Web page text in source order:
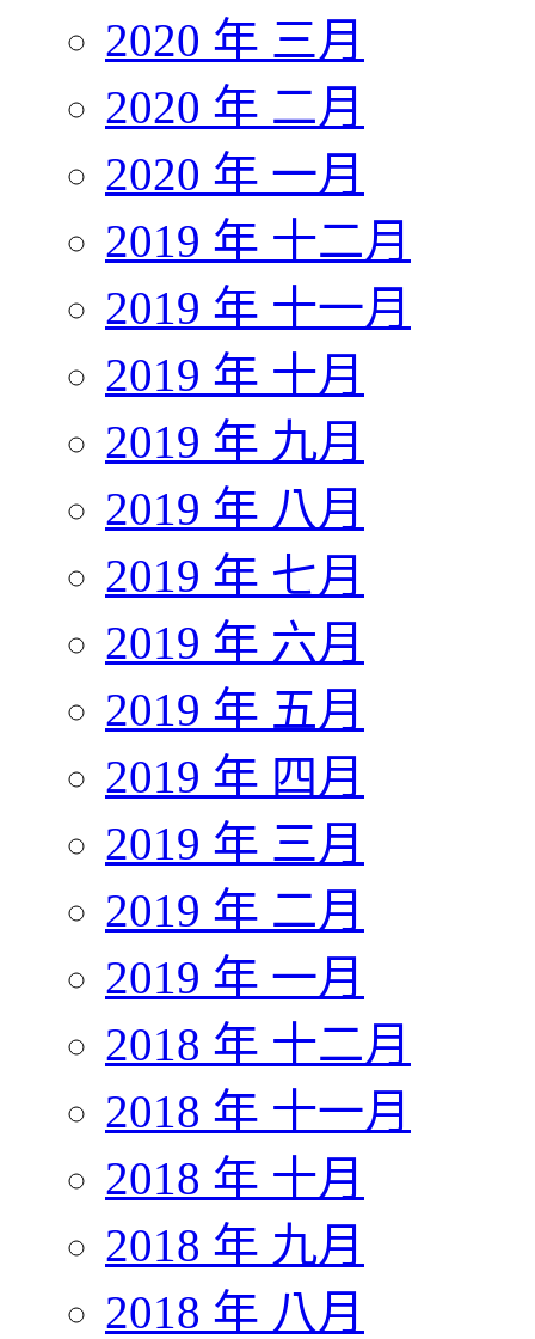
2020 年 三月
2020 年 二月
2020 年 一月
2019 年 十二月
2019 年 十一月
2019 年 十月
2019 年 九月
2019 年 八月
2019 年 七月
2019 年 六月
2019 年 五月
2019 年 四月
2019 年 三月
2019 年 二月
2019 年 一月
2018 年 十二月
2018 年 十一月
2018 年 十月
2018 年 九月
2018 年 八月